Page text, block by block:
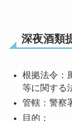
深夜酒類
根拠法令：
等に関する
管轄：警察
目的：